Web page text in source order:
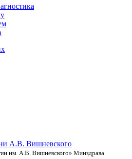
им. А.В. Вишневского» Минздрава